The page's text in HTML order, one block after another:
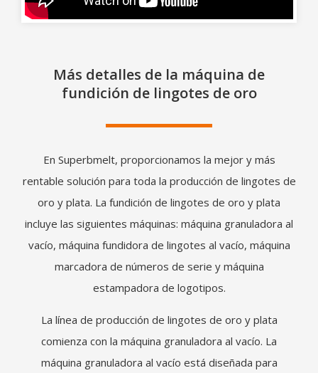
Más detalles de la máquina de
fundición de lingotes de oro
En Superbmelt, proporcionamos la mejor y más
rentable solución para toda la producción de lingotes de
oro y plata. La fundición de lingotes de oro y plata
incluye las siguientes máquinas: máquina granuladora al
vacío, máquina fundidora de lingotes al vacío, máquina
marcadora de números de serie y máquina
estampadora de logotipos.
La línea de producción de lingotes de oro y plata
comienza con la máquina granuladora al vacío. La
máquina granuladora al vacío está diseñada para